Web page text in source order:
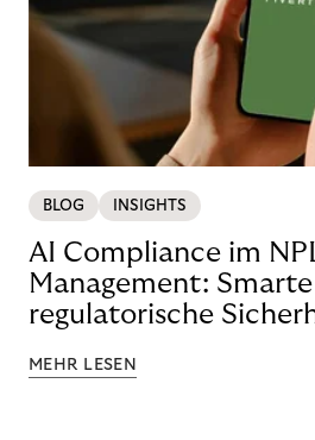
BLOG INSIGHTS
AI Compliance im
Management:
regulatorische
MEHR LESEN